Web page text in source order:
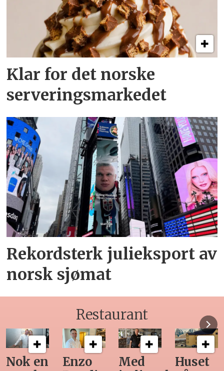
Klar for det norske
serveringsmarkedet
Rekordsterk julieksport av
norsk sjømat
Restaurant
Med
Huset
Ny
Siste